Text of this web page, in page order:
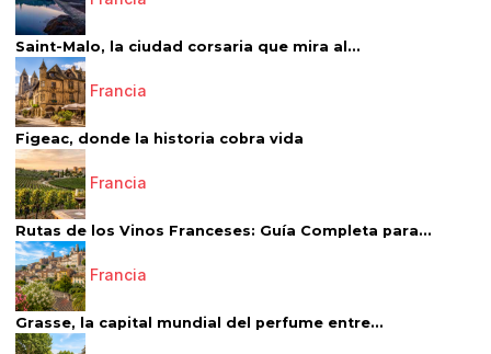
Saint-Malo, la ciudad corsaria que mira al...
Francia
Figeac, donde la historia cobra vida
Francia
Rutas de los Vinos Franceses: Guía Completa para...
Francia
Grasse, la capital mundial del perfume entre...